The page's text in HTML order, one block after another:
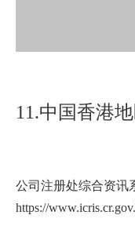
11.中国香港
公司注册处综合资讯
https://